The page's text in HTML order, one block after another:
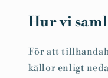
Hur vi
För att
källor enligt